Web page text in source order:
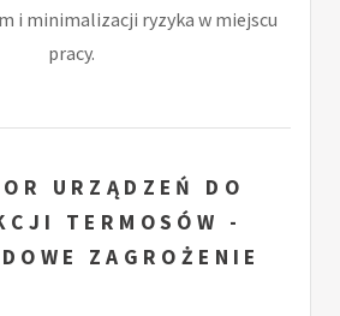
i minimalizacji ryzyka w miejscu
pracy.
URZĄDZEŃ DO
TERMOSÓW -
ZAGROŻENIE